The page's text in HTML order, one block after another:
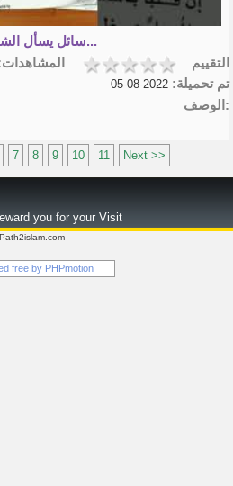
سائل يسأل الشيخ ابن...
التقييم
تم تحميلة: 2022-08-05
الوصف:
7 8 9 10 11 Next >>
you for your Visit
Path2islam.com
free by PHPmotion